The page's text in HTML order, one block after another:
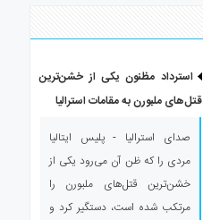
استرداد مظنون یکی از خشن‌ترین
قتل‌های ملبورن به مقامات استرالیا
صدای استرالیا - پلیس ایتالیا
مردی را که ظن آن می‌رود یکی از
خشن‌ترین قتل‌های ملبورن را
مرتکب شده است، دستگیر کرد و